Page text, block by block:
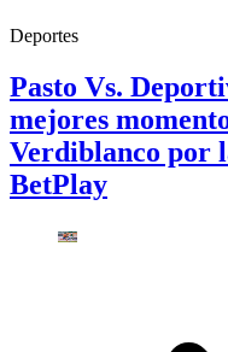
Deportes
Pasto Vs.
mejores
Verdiblanco por
BetPlay